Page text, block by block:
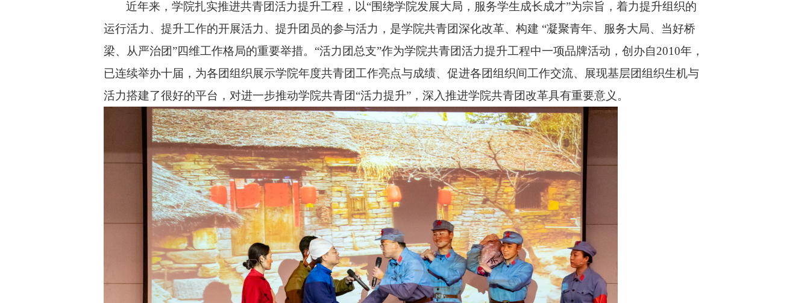
近年来，学院扎实推进共青团活力提升工程，以“围绕学院发展大局，服务学生成长成才”为宗旨，着力提升组织的
运行活力、提升工作的开展活力、提升团员的参与活力，是学院共青团深化改革、构建 “凝聚青年、服务大局、当好桥
梁、从严治团”四维工作格局的重要举措。“活力团总支”作为学院共青团活力提升工程中一项品牌活动，创办自2010年，
已连续举办十届，为各团组织展示学院年度共青团工作亮点与成绩、促进各团组织间工作交流、展现基层团组织生机与
活力搭建了很好的平台，对进一步推动学院共青团“活力提升”，深入推进学院共青团改革具有重要意义。